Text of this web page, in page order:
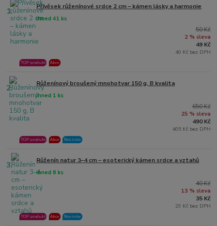
1. Přívěsek růženínové srdce 2 cm – kámen lásky a harmonie
ihned 41 ks
TOP produkt Akce
50 Kč
2 % sleva
49 Kč
40 Kč bez DPH
2. Růženínový broušený mnohotvar 150 g, B kvalita
ihned 1 ks
TOP produkt Akce Novinka
650 Kč
25 % sleva
490 Kč
405 Kč bez DPH
3. Růženín natur 3–4 cm – esoterický kámen srdce a vztahů
ihned 8 ks
TOP produkt Akce Novinka
40 Kč
13 % sleva
35 Kč
29 Kč bez DPH